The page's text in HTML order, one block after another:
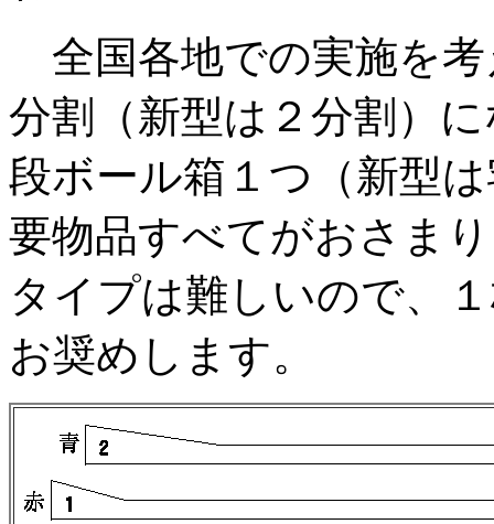
全国各地での実施を
分割（新型は２分割）
段ボール箱１つ（新型
要物品すべてがおさま
タイプは難しいので、
お奨めします。